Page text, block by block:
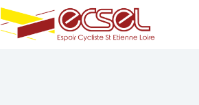
Passer
au
contenu